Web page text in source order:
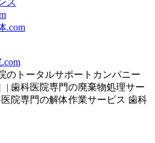
のトータルサポートカンパニー
| 歯科医院専門の廃棄物処理サー
院専門の解体作業サービス 歯科